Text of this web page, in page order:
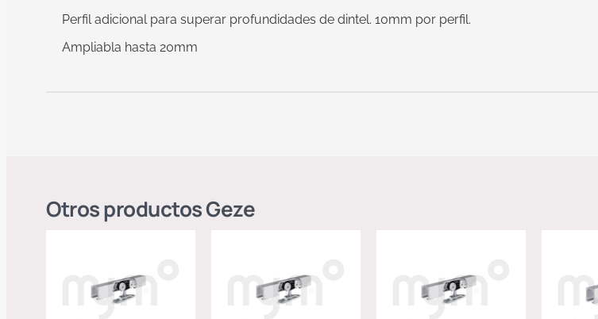
Perfil adicional para superar profundidades de dintel. 10mm por perfil.
Ampliabla hasta 20mm
Otros productosGeze